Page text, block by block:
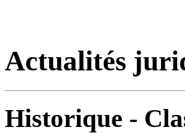
Actualités
Historique -